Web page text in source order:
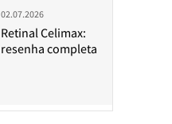
02.07.2026
Retinal Celimax:
resenha completa